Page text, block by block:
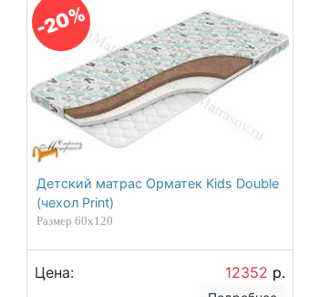
-20%
Детский матрас Орматек Kids Double
(чехол Print)
Размер 60х120
Цена: 12352 р.